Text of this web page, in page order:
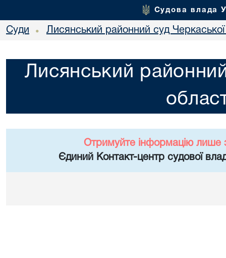
Судова влада
Суди • Лисянський районний суд Черкаської
Лисянський
Отримуйте інформацію лише
Єдиний Контакт-центр судової